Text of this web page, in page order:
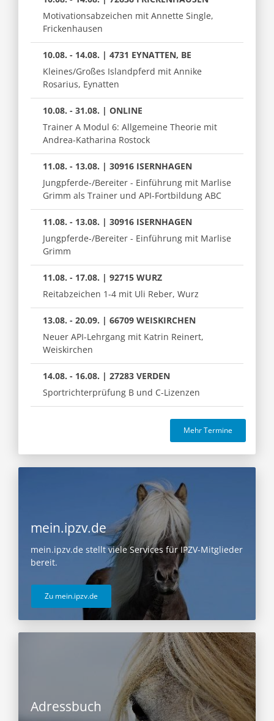
Motivationsabzeichen mit Annette Single,
Frickenhausen
10.08. - 14.08. | 4731 EYNATTEN, BE
Kleines/Großes Islandpferd mit Annike
Rosarius, Eynatten
10.08. - 31.08. | ONLINE
Trainer A Modul 6: Allgemeine Theorie mit
Andrea-Katharina Rostock
11.08. - 13.08. | 30916 ISERNHAGEN
Jungpferde-/Bereiter - Einführung mit Marlise
Grimm als Trainer und API-Fortbildung ABC
11.08. - 13.08. | 30916 ISERNHAGEN
Jungpferde-/Bereiter - Einführung mit Marlise
Grimm
11.08. - 17.08. | 92715 WURZ
Reitabzeichen 1-4 mit Uli Reber, Wurz
13.08. - 20.09. | 66709 WEISKIRCHEN
Neuer API-Lehrgang mit Katrin Reinert,
Weiskirchen
14.08. - 16.08. | 27283 VERDEN
Sportrichterprüfung B und C-Lizenzen
Mehr Termine
mein.ipzv.de
mein.ipzv.de stellt viele Services für IPZV-Mitglieder
bereit.
Zu mein.ipzv.de
Adressbuch